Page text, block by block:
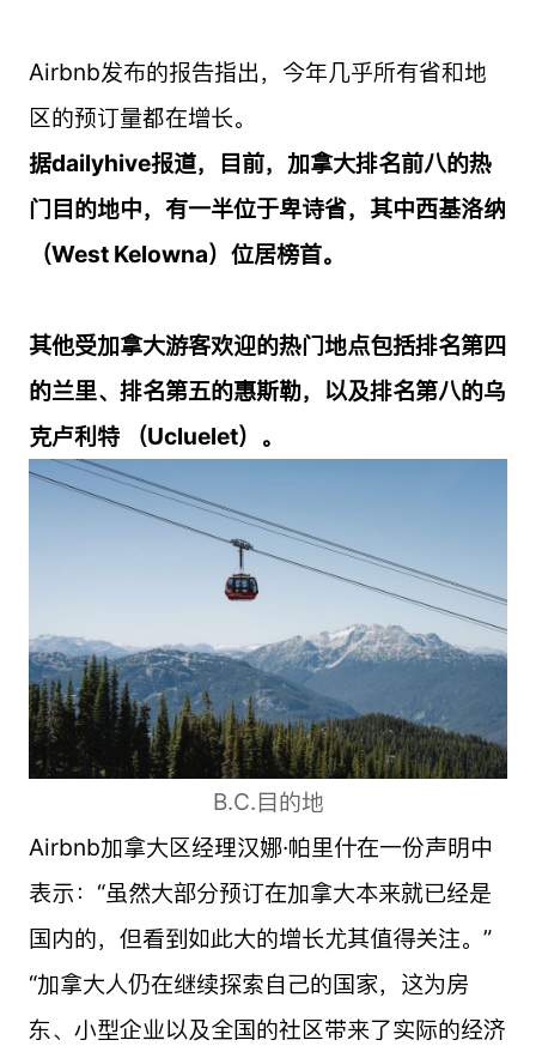
Airbnb发布的报告指出，今年几乎所有省和地
区的预订量都在增长。
据dailyhive报道，目前，加拿大排名前八的热
门目的地中，有一半位于卑诗省，其中西基洛纳
（West Kelowna）位居榜首。
其他受加拿大游客欢迎的热门地点包括排名第四
的兰里、排名第五的惠斯勒，以及排名第八的乌
克卢利特 （Ucluelet）。
B.C.目的地
Airbnb加拿大区经理汉娜·帕里什在一份声明中
表示：“虽然大部分预订在加拿大本来就已经是
国内的，但看到如此大的增长尤其值得关注。”
“加拿大人仍在继续探索自己的国家，这为房
东、小型企业以及全国的社区带来了实际的经济